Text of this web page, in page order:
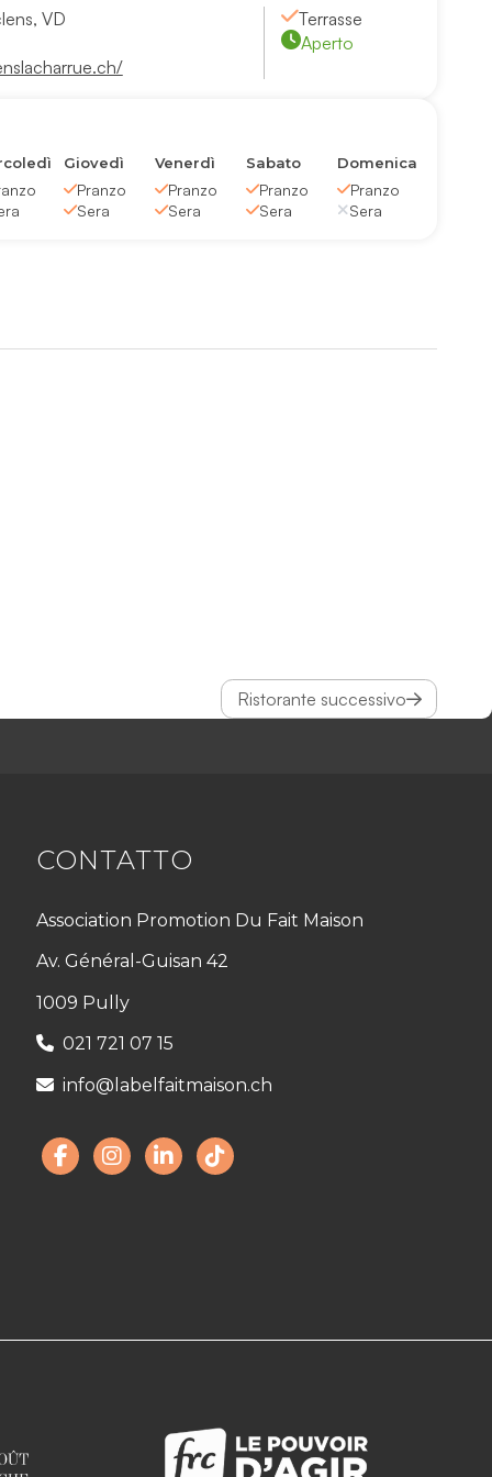
VD
Terrasse
Aperto
Giovedì
Pranzo
Sera
Venerdì
Pranzo
Sera
Sabato
Pranzo
Sera
Domenica
Pranzo
Sera
Ristorante successivo
CONTATTO
Association Promotion Du Fait Maison
Av. Général-Guisan 42
1009 Pully
021 721 07 15
info@labelfaitmaison.ch